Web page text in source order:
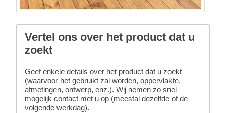
Vertel ons over het product dat u
zoekt
Geef enkele details over het product dat u zoekt
(waarvoor het gebruikt zal worden, oppervlakte,
afmetingen, ontwerp, enz.). Wij nemen zo snel
mogelijk contact met u op (meestal dezelfde of de
volgende werkdag).